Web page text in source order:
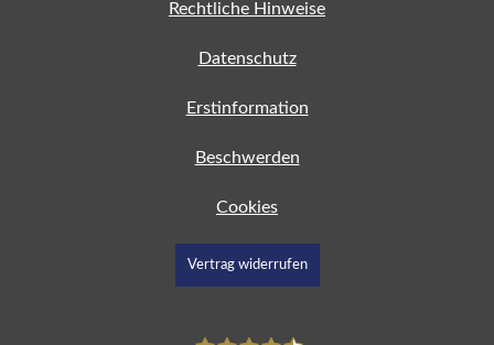
Rechtliche Hinweise
Datenschutz
Erstinformation
Beschwerden
Cookies
Vertrag widerrufen